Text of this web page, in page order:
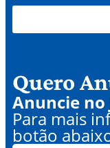
Quero
Anuncie no
Para mais
botão